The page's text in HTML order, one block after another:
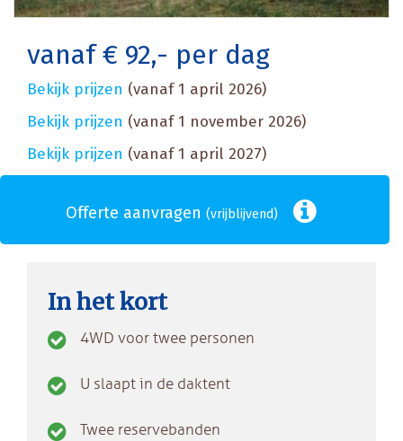
vanaf € 92,- per dag
Bekijk prijzen (vanaf 1 april 2026)
Bekijk prijzen (vanaf 1 november 2026)
Bekijk prijzen (vanaf 1 april 2027)
Offerte aanvragen (vrijblijvend)
In het kort
4WD voor twee personen
U slaapt in de daktent
Twee reservebanden